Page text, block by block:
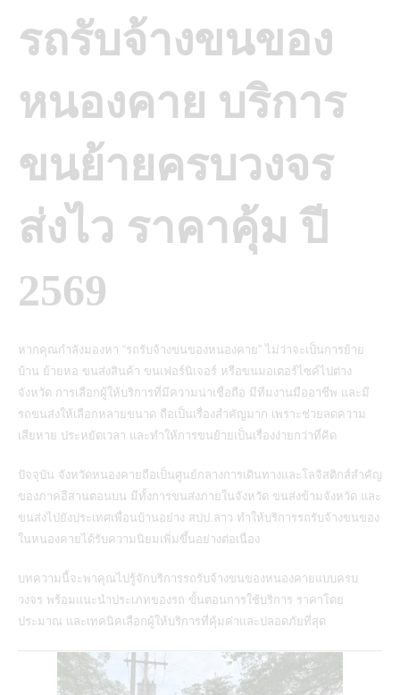
รถรับจ้างขนของ
หนองคาย บริการ
ขนย้ายครบวงจร
ส่งไว ราคาคุ้ม ปี
2569
หากคุณกำลังมองหา “รถรับจ้างขนของหนองคาย” ไม่ว่าจะเป็นการย้าย
บ้าน ย้ายหอ ขนส่งสินค้า ขนเฟอร์นิเจอร์ หรือขนมอเตอร์ไซค์ไปต่าง
จังหวัด การเลือกผู้ให้บริการที่มีความน่าเชื่อถือ มีทีมงานมืออาชีพ และมี
รถขนส่งให้เลือกหลายขนาด ถือเป็นเรื่องสำคัญมาก เพราะช่วยลดความ
เสียหาย ประหยัดเวลา และทำให้การขนย้ายเป็นเรื่องง่ายกว่าที่คิด
ปัจจุบัน จังหวัดหนองคายถือเป็นศูนย์กลางการเดินทางและโลจิสติกส์สำคัญ
ของภาคอีสานตอนบน มีทั้งการขนส่งภายในจังหวัด ขนส่งข้ามจังหวัด และ
ขนส่งไปยังประเทศเพื่อนบ้านอย่าง สปป.ลาว ทำให้บริการรถรับจ้างขนของ
ในหนองคายได้รับความนิยมเพิ่มขึ้นอย่างต่อเนื่อง
บทความนี้จะพาคุณไปรู้จักบริการรถรับจ้างขนของหนองคายแบบครบ
วงจร พร้อมแนะนำประเภทของรถ ขั้นตอนการใช้บริการ ราคาโดย
ประมาณ และเทคนิคเลือกผู้ให้บริการที่คุ้มค่าและปลอดภัยที่สุด